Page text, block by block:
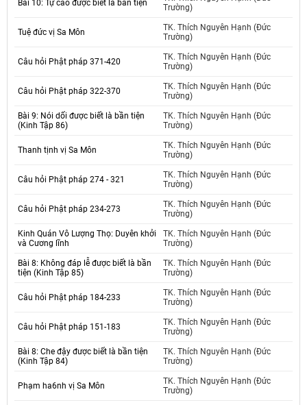
Bài 10: Tự cao được biết là bần tiện
Trường)
Tuệ đức vị Sa Môn
TK. Thích Nguyên Hạnh (Đức
Trường)
Câu hỏi Phật pháp 371-420
TK. Thích Nguyên Hạnh (Đức
Trường)
Câu hỏi Phật pháp 322-370
TK. Thích Nguyên Hạnh (Đức
Trường)
Bài 9: Nói dối được biết là bần tiện
(Kinh Tập 86)
TK. Thích Nguyên Hạnh (Đức
Trường)
Thanh tịnh vị Sa Môn
TK. Thích Nguyên Hạnh (Đức
Trường)
Câu hỏi Phật pháp 274 - 321
TK. Thích Nguyên Hạnh (Đức
Trường)
Câu hỏi Phật pháp 234-273
TK. Thích Nguyên Hạnh (Đức
Trường)
Kinh Quán Vô Lượng Thọ: Duyên khởi
và Cương lĩnh
TK. Thích Nguyên Hạnh (Đức
Trường)
Bài 8: Không đáp lễ được biết là bần
tiện (Kinh Tập 85)
TK. Thích Nguyên Hạnh (Đức
Trường)
Câu hỏi Phật pháp 184-233
TK. Thích Nguyên Hạnh (Đức
Trường)
Câu hỏi Phật pháp 151-183
TK. Thích Nguyên Hạnh (Đức
Trường)
Bài 8: Che đậy được biết là bần tiện
(Kinh Tập 84)
TK. Thích Nguyên Hạnh (Đức
Trường)
Phạm ha6nh vị Sa Môn
TK. Thích Nguyên Hạnh (Đức
Trường)